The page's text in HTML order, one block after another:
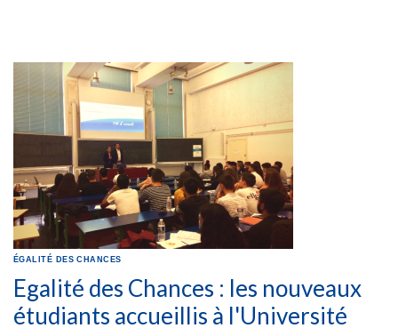
ÉGALITÉ DES CHANCES
Egalité des Chances : les nouveaux
étudiants accueillis à l'Université